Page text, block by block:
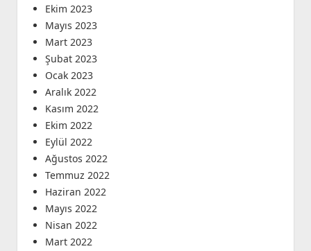
Ekim 2023
Mayıs 2023
Mart 2023
Şubat 2023
Ocak 2023
Aralık 2022
Kasım 2022
Ekim 2022
Eylül 2022
Ağustos 2022
Temmuz 2022
Haziran 2022
Mayıs 2022
Nisan 2022
Mart 2022